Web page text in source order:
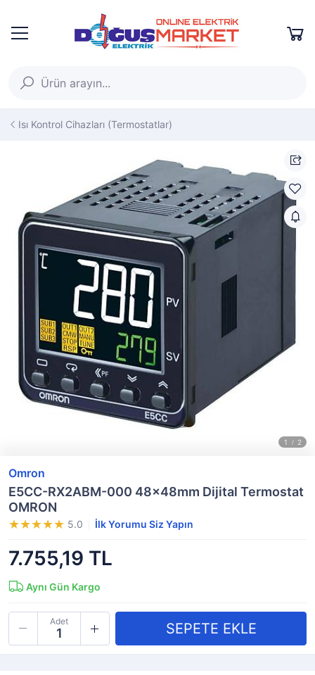
Isı Kontrol Cihazları (Termostatlar)
Omron
E5CC-RX2ABM-000 48x48mm Dijital Termostat
OMRON
5.0 İlk Yorumu Siz Yapın
7.755,19 TL
Aynı Gün Kargo
Adet